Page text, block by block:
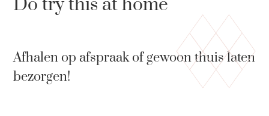
Do try this at home
Afhalen op afspraak of gewoon thuis laten
bezorgen!